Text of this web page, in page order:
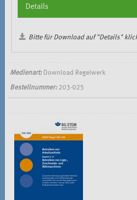
Details
Bitte für Download auf "Details"
Medienart:Download Regelwerk
Bestellnummer:203-025